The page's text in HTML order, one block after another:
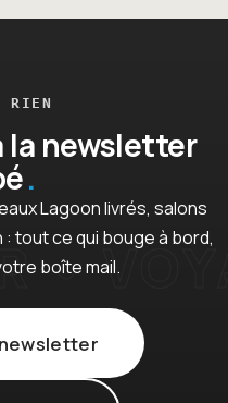
RIEN
la newsletter
Lagoon livrés, salons
tout ce qui bouge à bord,
boîte mail.